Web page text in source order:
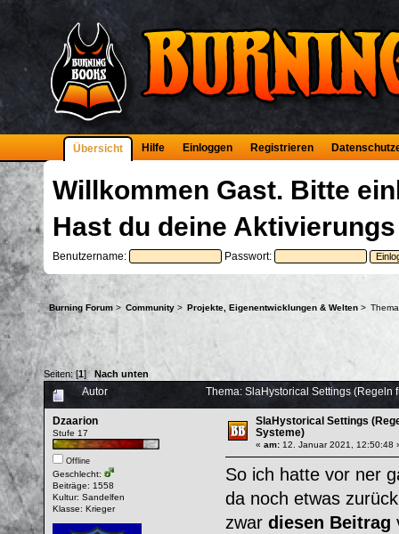
Übersicht Hilfe Einloggen Registrieren
Willkommen Gast. Bitte
Hast du deine Aktivierungs
Benutzername: Passwort:
Burning Forum > Community> Projekte, Eigenentwicklungen & Welten>
Seiten: [1] Nach unten
Autor
Thema: SlaHystorical Settings (Regeln
Dzaarion
Stufe 17
Offline
Geschlecht:
Beiträge: 1558
Kultur: Sandelfen
Klasse: Krieger
SlaHystorical Settings
Systeme)
«am: 12. Januar 2021, 12:50:48
So ich hatte vor ner
da noch etwas
zwardiesen Beitrag